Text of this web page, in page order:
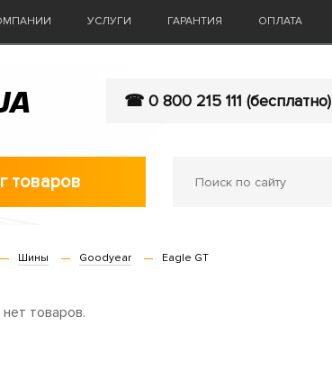
УСЛУГИ ГАРАНТИЯ ОПЛАТА
☎ 0 800 215 111 (бесплатно)
товаров
Шины Goodyear Eagle GT
товаров.